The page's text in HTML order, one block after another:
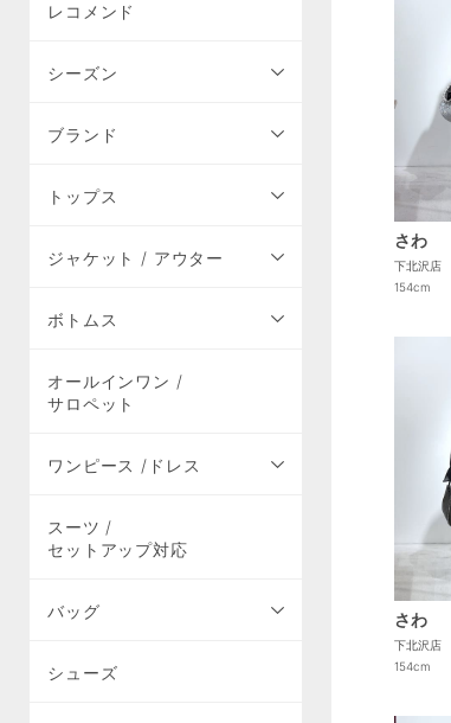
レコメンド
シーズン
ブランド
トップス
ジャケット / アウター
ボトムス
オールインワン /
サロペット
ワンピース /ドレス
スーツ /
セットアップ対応
バッグ
シューズ
さわ
下北沢店
154cm
さわ
下北沢店
154cm